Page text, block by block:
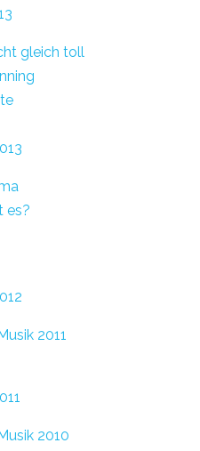
gleich toll
es?
2011
2010